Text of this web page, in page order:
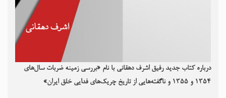
درباره کتاب جدید رفیق اشرف دهقانی با نام «بررسی زمینه ضربات سال‌های
۱۳۵۴ و ۱۳۵۵ و ناگفته‌هایی از تاریخ چریک‌های فدایی خلق ایران»